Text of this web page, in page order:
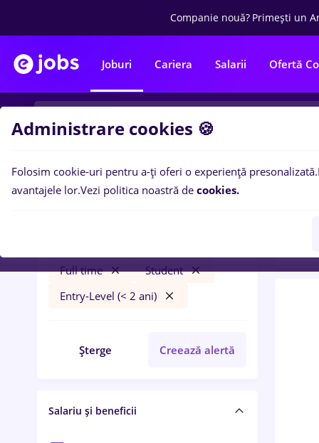
Companie nouă? Primești un
Joburi Cariera Salarii Ofertă
Filtre
Full time
Student
Entry-Level (< 2 ani)
Șterge Creează alertă
Salariu și beneficii
0
Administrare cookies 🍪
Folosim cookie-uri pentru a-ți oferi o experiență presonalizată.
avantajele lor.Vezi politica noastră de cookies.